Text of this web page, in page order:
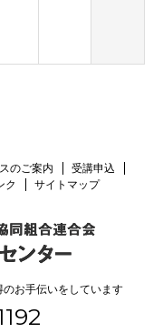
のご案内
受講申込
ク サイトマップ
お手伝いをしています